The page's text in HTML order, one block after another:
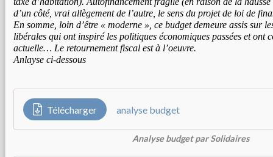
d’un côté, vrai allègement de l’autre, le sens du projet de loi de
En somme, loin d’être « moderne », ce budget demeure assis sur
libérales qui ont inspiré les politiques économiques passées et ont
actuelle… Le retournement fiscal est à l’oeuvre.
Anlayse ci-dessous
Télécharger analyse budget
Analyse budget par Solidaires